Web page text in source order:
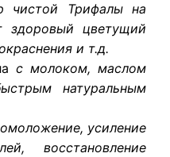
чистой Трифалы на
здоровый цветущий
и т.д.
с молоком, маслом
натуральным
усиление
восстановление